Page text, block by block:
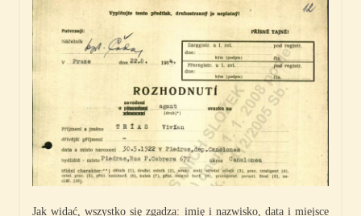
Jak widać, wszystko się zgadza: imię i nazwisko, data i miejsce